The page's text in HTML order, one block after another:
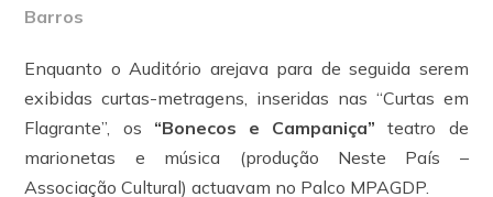
Barros
Enquanto o Auditório arejava para de seguida serem
exibidas curtas-metragens, inseridas nas “Curtas em
Flagrante”, os “Bonecos e Campaniça” teatro de
marionetas e música (produção Neste País –
Associação Cultural) actuavam no Palco MPAGDP.